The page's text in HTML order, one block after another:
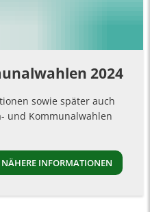
2024
sowie später auch
und Kommunalwahlen
NÄHERE INFORMATIONEN